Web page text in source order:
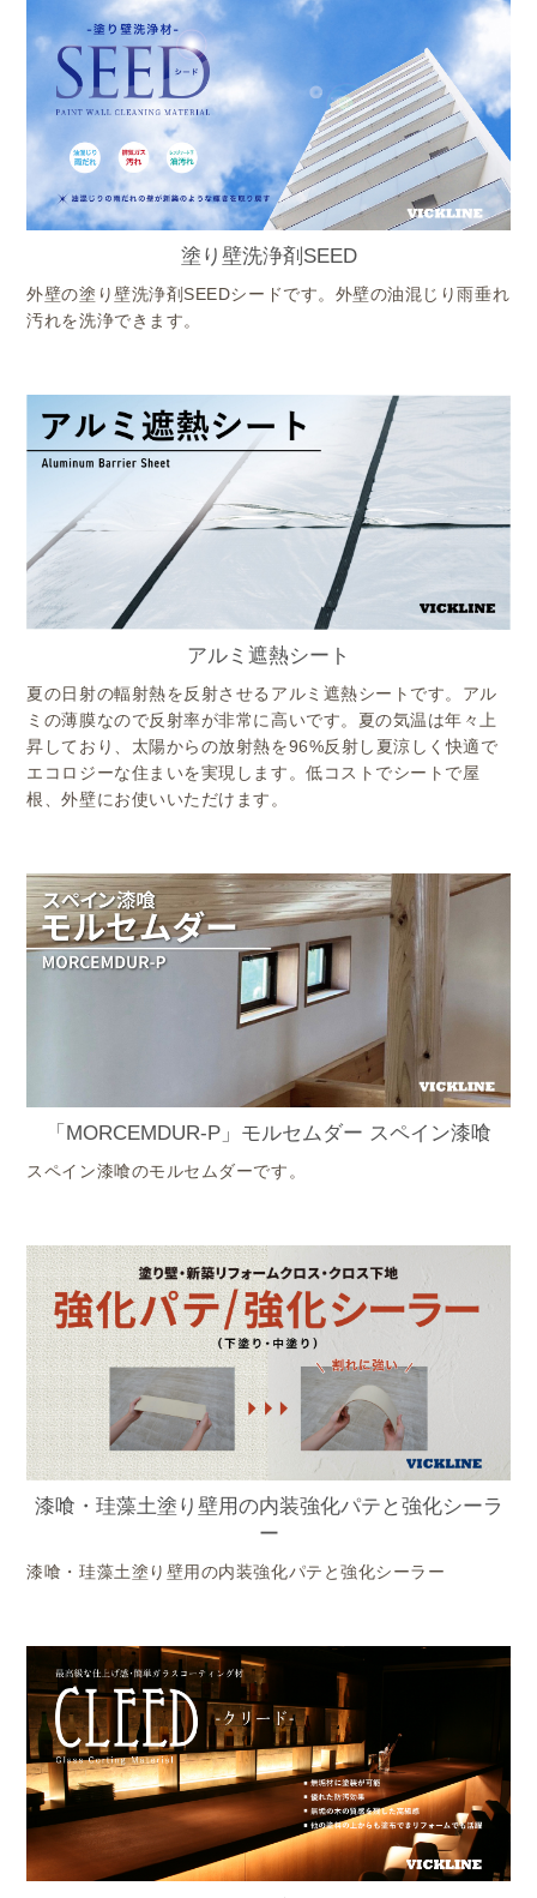
塗り壁洗浄剤SEED
外壁の塗り壁洗浄剤SEEDシードです。外壁の油混じり雨垂れ
汚れを洗浄できます。
アルミ遮熱シート
夏の日射の輻射熱を反射させるアルミ遮熱シートです。アル
ミの薄膜なので反射率が非常に高いです。夏の気温は年々上
昇しており、太陽からの放射熱を96%反射し夏涼しく快適で
エコロジーな住まいを実現します。低コストでシートで屋
根、外壁にお使いいただけます。
「MORCEMDUR-P」モルセムダー スペイン漆喰
スペイン漆喰のモルセムダーです。
漆喰・珪藻土塗り壁用の内装強化パテと強化シーラ
ー
漆喰・珪藻土塗り壁用の内装強化パテと強化シーラー